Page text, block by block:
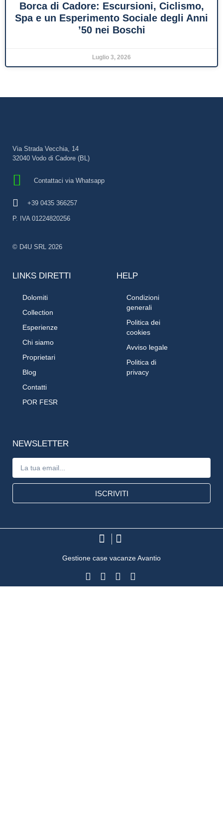
Borca di Cadore: Escursioni, Ciclismo,
Spa e un Esperimento Sociale degli Anni
’50 nei Boschi
Luglio 3, 2026
Via Strada Vecchia, 14
32040 Vodo di Cadore (BL)
Contattaci via Whatsapp
+39 0435 366257
P. IVA 01224820256
© D4U SRL 2026
LINKS DIRETTI
Dolomiti
Collection
Esperienze
Chi siamo
Proprietari
Blog
Contatti
POR FESR
HELP
Condizioni
generali
Politica dei
cookies
Avviso legale
Politica di
privacy
NEWSLETTER
ISCRIVITI
Gestione case vacanze Avantio